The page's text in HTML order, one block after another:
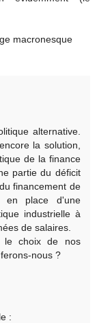
macronesque
alternative.
la solution,
de la finance
partie du déficit
financement de
en place d'une
industrielle à
de salaires.
le choix de nos
nous ?
: